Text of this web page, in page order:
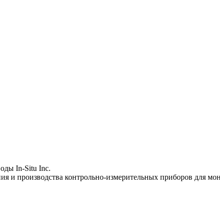
In-Situ Inc.
производства контрольно-измерительных приборов для